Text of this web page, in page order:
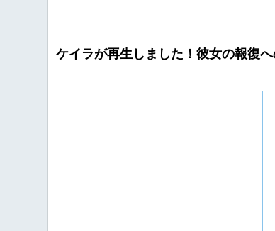
ケイラが再生しました！彼女の報復